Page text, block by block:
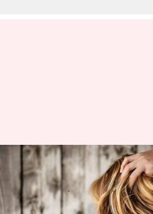
5 Pengobatan
Menghilangkan
menulis Handoko Apr 28, 2023 01:45 pm